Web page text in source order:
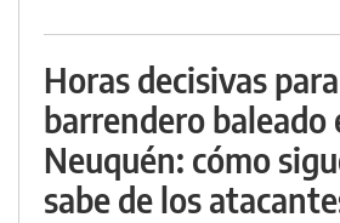
Horas decisivas
barrendero baleado
Neuquén: cómo
sabe de los